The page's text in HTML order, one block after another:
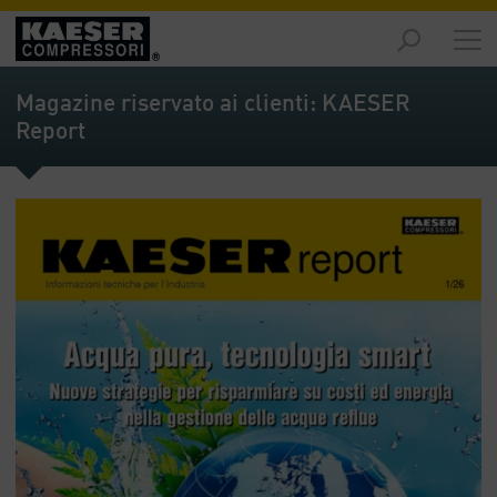
Prodotti
-
Riepilogo
Servizi
Riepilogo
Impresa
Riepilogo
Magazine riservato ai clienti: KAESER
Report